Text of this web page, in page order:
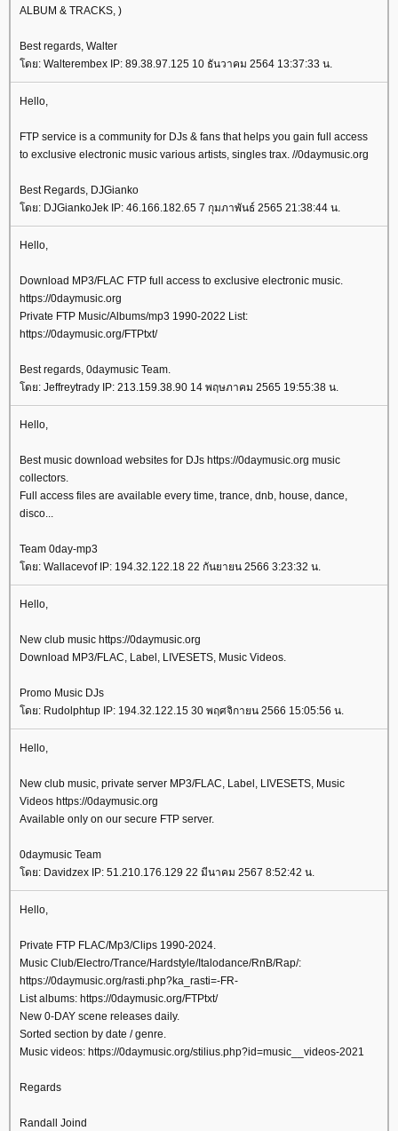
ALBUM & TRACKS, )
Best regards, Walter
ดย: Walterembex IP: 89.38.97.125 10 ธันวาคม 2564 13:37:33 น.
Hello,
FTP service is a community for DJs & fans that helps you gain full access
to exclusive electronic music various artists, singles trax. //0daymusic.org
Best Regards, DJGianko
ดย: DJGiankoJek IP: 46.166.182.65 7 กุมภาพันธ์ 2565 21:38:44 น.
Hello,
Download MP3/FLAC FTP full access to exclusive electronic music.
https://0daymusic.org
Private FTP Music/Albums/mp3 1990-2022 List:
https://0daymusic.org/FTPtxt/
Best regards, 0daymusic Team.
ดย: Jeffreytrady IP: 213.159.38.90 14 พฤษภาคม 2565 19:55:38 น.
Hello,
Best music download websites for DJs https://0daymusic.org music
collectors.
Full access files are available every time, trance, dnb, house, dance,
disco...
Team 0day-mp3
ดย: Wallacevof IP: 194.32.122.18 22 กันยายน 2566 3:23:32 น.
Hello,
New club music https://0daymusic.org
Download MP3/FLAC, Label, LIVESETS, Music Videos.
Promo Music DJs
ดย: Rudolphtup IP: 194.32.122.15 30 พฤศจิกายน 2566 15:05:56 น.
Hello,
New club music, private server MP3/FLAC, Label, LIVESETS, Music
Videos https://0daymusic.org
Available only on our secure FTP server.
0daymusic Team
ดย: Davidzex IP: 51.210.176.129 22 มีนาคม 2567 8:52:42 น.
Hello,
Private FTP FLAC/Mp3/Clips 1990-2024.
Music Club/Electro/Trance/Hardstyle/Italodance/RnB/Rap/:
https://0daymusic.org/rasti.php?ka_rasti=-FR-
List albums: https://0daymusic.org/FTPtxt/
New 0-DAY scene releases daily.
Sorted section by date / genre.
Music videos: https://0daymusic.org/stilius.php?id=music__videos-2021
Regards
Randall Joind